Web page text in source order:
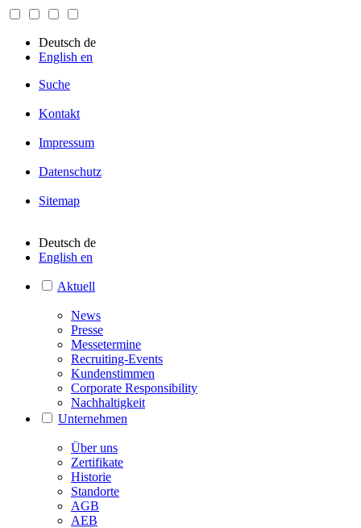
Deutsch de
English en
Suche
Kontakt
Impressum
Datenschutz
Sitemap
Deutsch de
English en
Aktuell
News
Presse
Messetermine
Recruiting-Events
Kundenstimmen
Corporate Responsibility
Nachhaltigkeit
Unternehmen
Über uns
Zertifikate
Historie
Standorte
AGB
AEB